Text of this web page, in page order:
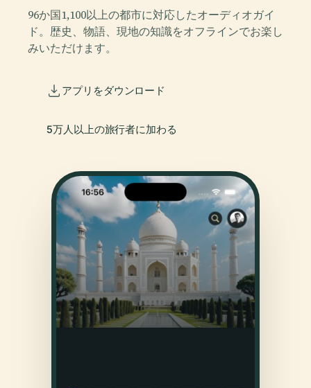
96か国1,100以上の都市に対応したオーディオガイ
ド。歴史、物語、現地の知識をオフラインでお楽し
みいただけます。
アプリをダウンロード
5万人以上の旅行者に加わる